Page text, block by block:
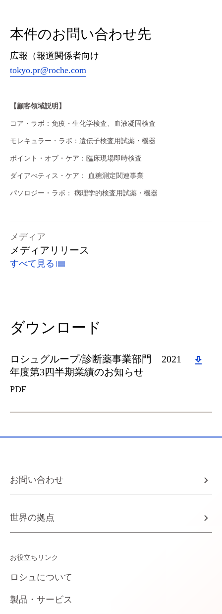
本件のお問い合わせ先
広報（報道関係者向け
tokyo.pr@roche.com
【顧客領域説明】
コア・ラボ：免疫・生化学検査、血液凝固検査
モレキュラー・ラボ：遺伝子検査用試薬・機器
ポイント・オブ・ケア：臨床現場即時検査
ダイアべティス・ケア： 血糖測定関連事業
パソロジー・ラボ： 病理学的検査用試薬・機器
メディア
メディアリリース
すべて見る
ダウンロード
Download
ロシュグループ/診断薬事業部門 2021
年度第3四半期業績のお知らせ
PDF
お問い合わせ
世界の拠点
お役立ちリンク
ロシュについて
製品・サービス